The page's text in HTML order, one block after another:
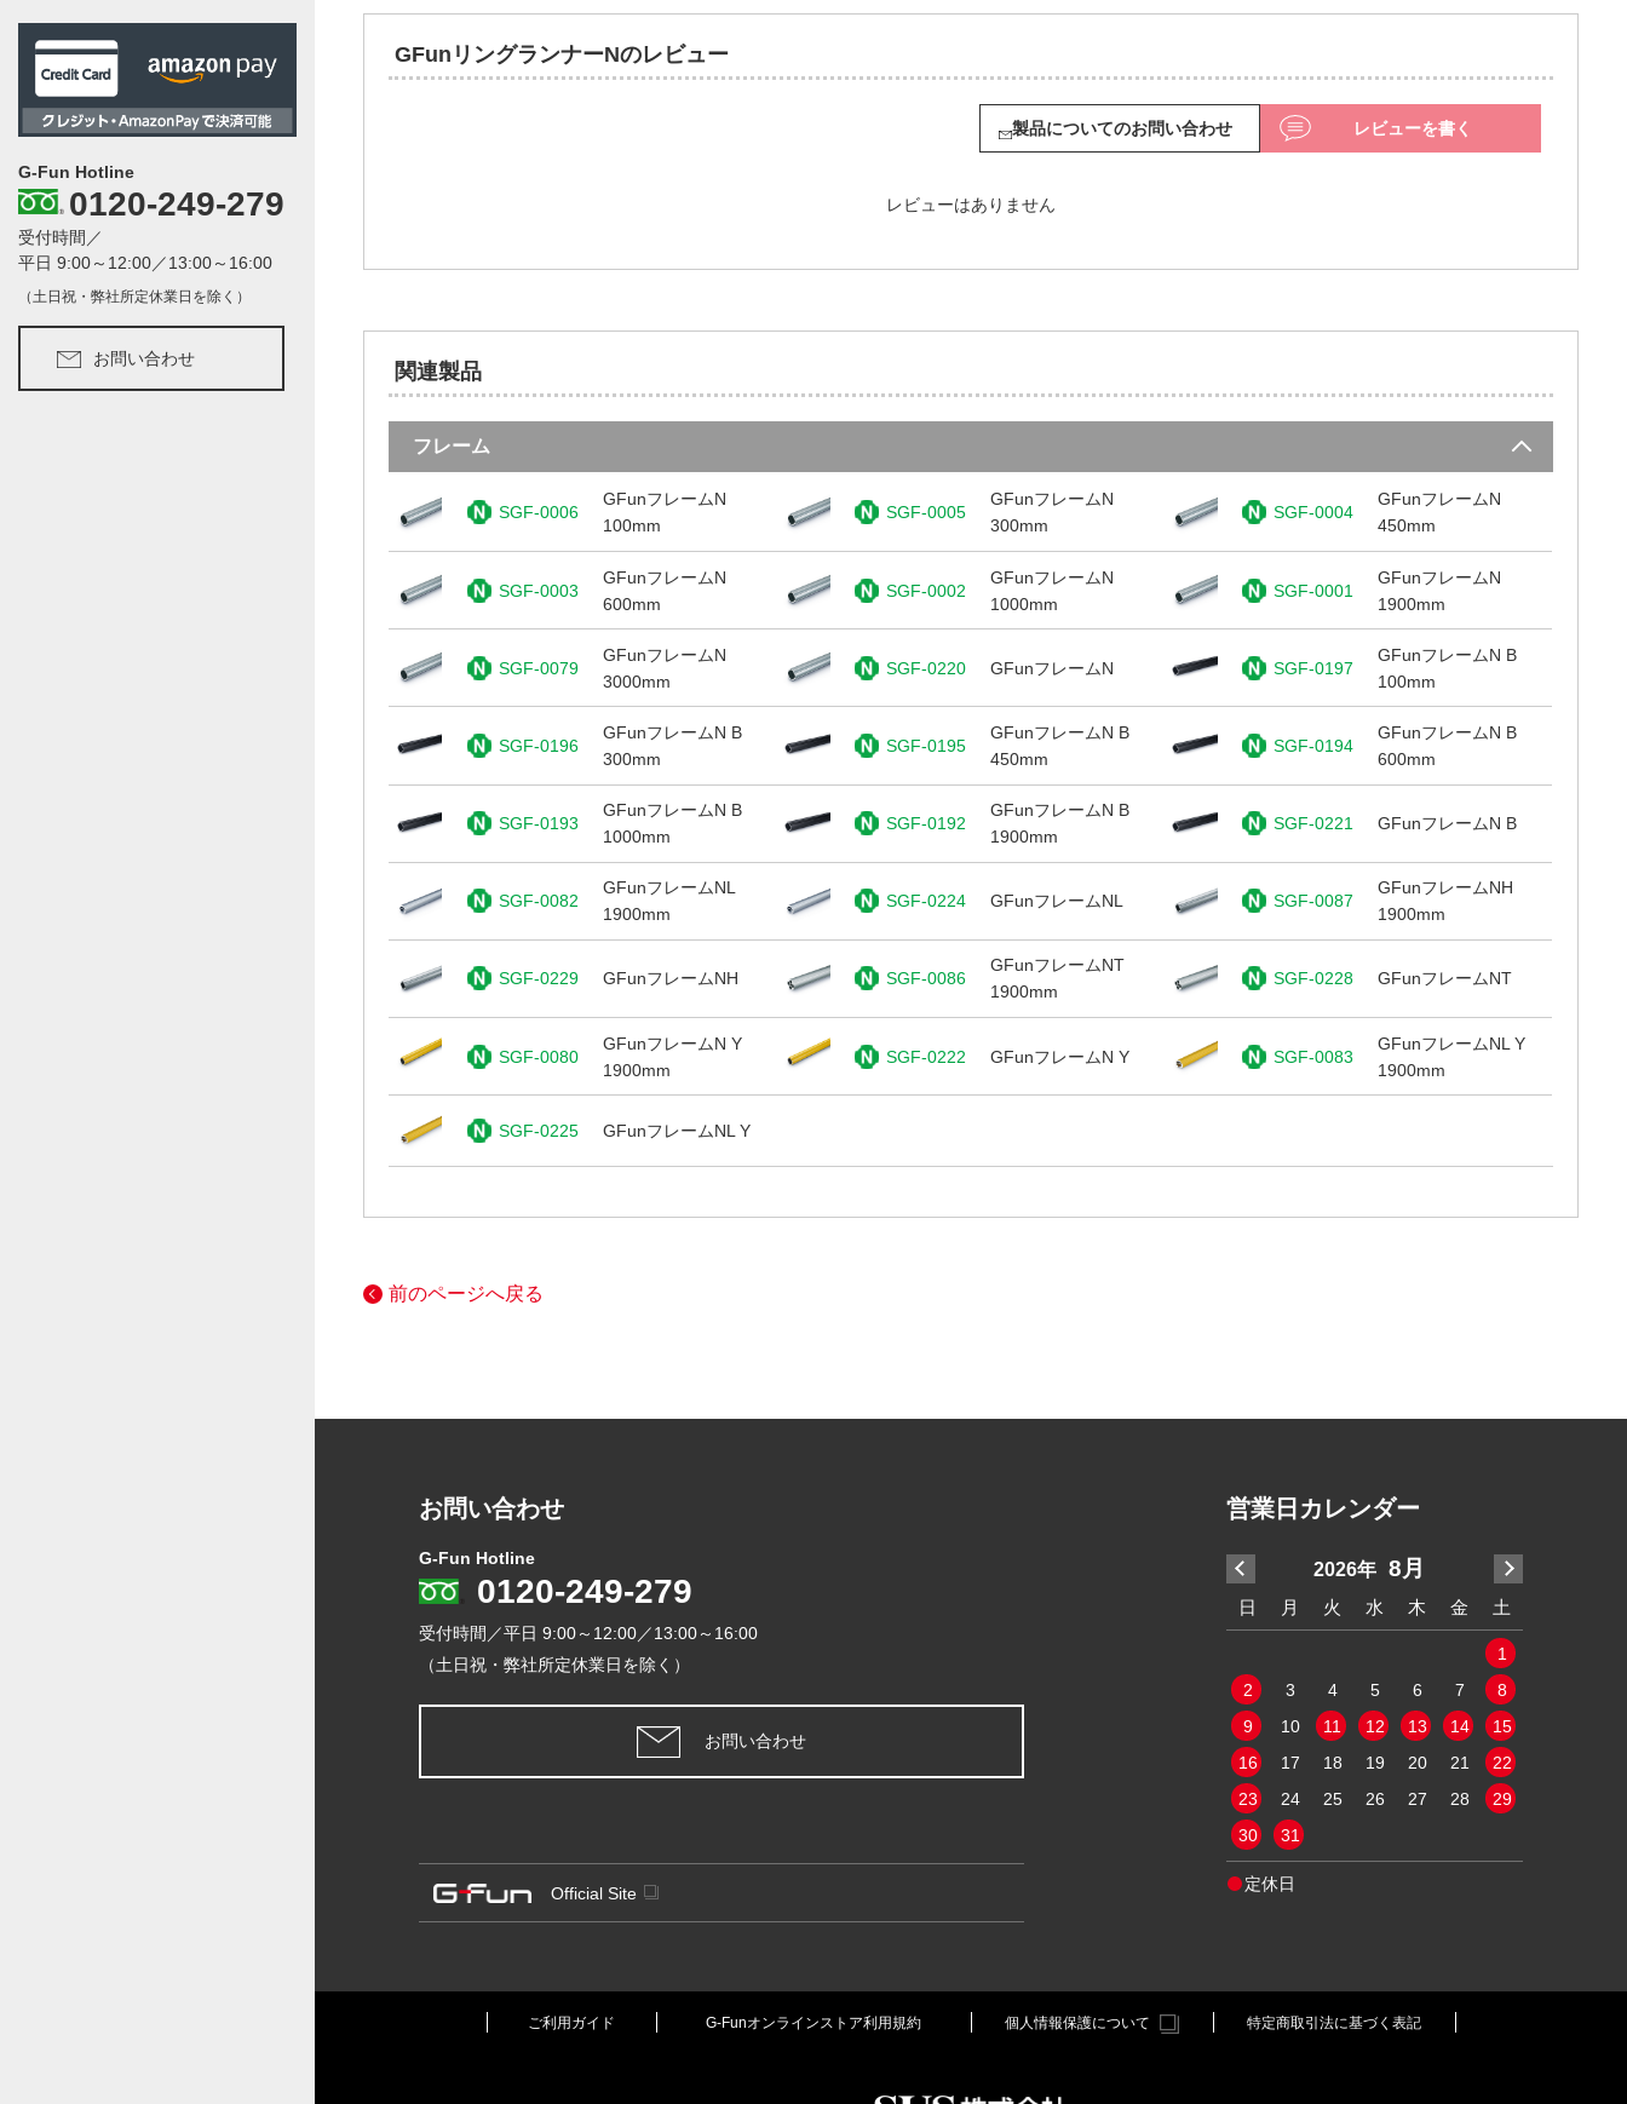
G-Fun Hotline
0120-249-279
受付時間／
平日 9:00～12:00／13:00～16:00
（土日祝・弊社所定休業日を除く）
お問い合わせ
GFunリングランナーNのレビュー
製品についてのお問い合わせ レビューを書く
レビューはありません
関連製品
フレーム
SGF-0006
GFunフレームN
100mm
SGF-0005
GFunフレームN
300mm
SGF-0004
GFunフレームN
450mm
SGF-0003
GFunフレームN
600mm
SGF-0002
GFunフレームN
1000mm
SGF-0001
GFunフレームN
1900mm
SGF-0079
GFunフレームN
3000mm
SGF-0220 GFunフレームN SGF-0197
GFunフレームN B
100mm
SGF-0196
GFunフレームN B
300mm
SGF-0195
GFunフレームN B
450mm
SGF-0194
GFunフレームN B
600mm
SGF-0193
GFunフレームN B
1000mm
SGF-0192
GFunフレームN B
1900mm
SGF-0221 GFunフレームN B
SGF-0082
GFunフレームNL
1900mm
SGF-0224 GFunフレームNL SGF-0087
GFunフレームNH
1900mm
SGF-0229 GFunフレームNH SGF-0086
GFunフレームNT
1900mm
SGF-0228 GFunフレームNT
SGF-0080
GFunフレームN Y
1900mm
SGF-0222 GFunフレームN Y SGF-0083
GFunフレームNL Y
1900mm
SGF-0225 GFunフレームNL Y
前のページへ戻る
営業日カレンダー
2026年 8月
日 月 火 水 木 金 土
1
2
3 4 5 6 7
8
9
10 11 12 13 14
15
16
17 18 19 20 21
22
23
24 25 26 27 28
29
30
31
定休日
お問い合わせ
G-Fun Hotline
0120-249-279
受付時間／平日 9:00～12:00／13:00～16:00
（土日祝・弊社所定休業日を除く）
お問い合わせ
Official Site
ご利用ガイド G-Funオンラインストア利用規約 個人情報保護について 特定商取引法に基づく表記